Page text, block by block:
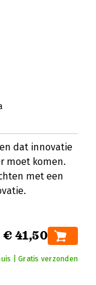
dat innovatie
moet komen.
met een
€ 41,50
| Gratis verzonden